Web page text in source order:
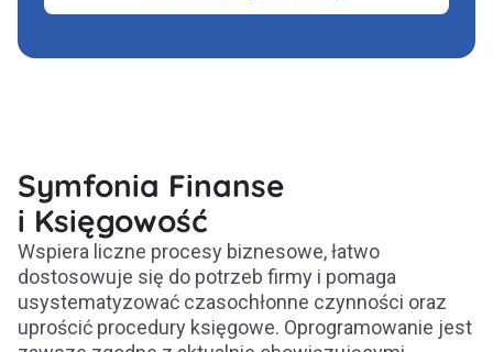
Symfonia Finanse
i Księgowość​
Wspiera liczne procesy biznesowe, łatwo
dostosowuje się do potrzeb firmy i pomaga
usystematyzować czasochłonne czynności oraz
uprościć procedury księgowe. Oprogramowanie jest